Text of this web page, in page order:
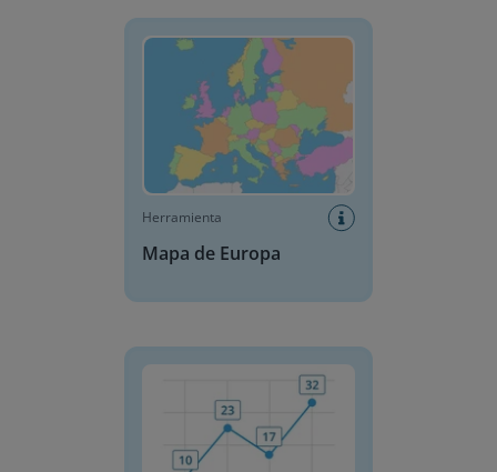
Herramienta
Mapa de Europa